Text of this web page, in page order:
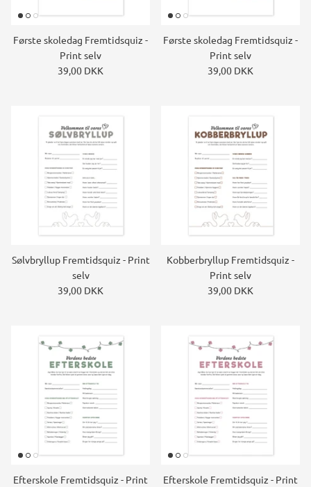
Første skoledag Fremtidsquiz -
Print selv
39,00 DKK
Første skoledag Fremtidsquiz -
Print selv
39,00 DKK
Sølvbryllup Fremtidsquiz - Print
selv
39,00 DKK
Kobberbryllup Fremtidsquiz -
Print selv
39,00 DKK
Efterskole Fremtidsquiz - Print
Efterskole Fremtidsquiz - Print